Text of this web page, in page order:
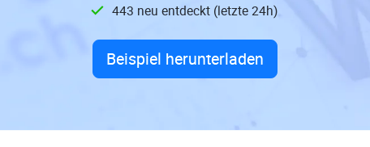
443 neu entdeckt (letzte 24h)
Beispiel herunterladen